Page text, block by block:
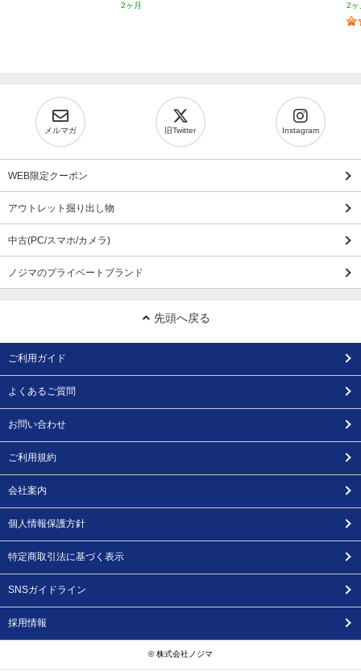
2ヶ月 2ヶ
メルマガ 旧Twitter Instagram
WEB限定クーポン
アウトレット掘り出し物
中古(PC/スマホ/カメラ)
ノジマのプライベートブランド
先頭へ戻る
ご利用ガイド
よくあるご質問
お問い合わせ
ご利用規約
会社案内
個人情報保護方針
特定商取引法に基づく表示
SNSガイドライン
採用情報
© 株式会社ノジマ